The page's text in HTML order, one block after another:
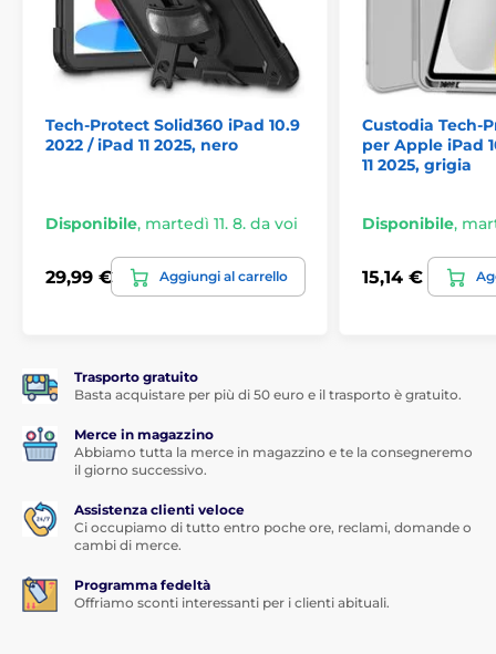
Tech-Protect Solid360 iPad 10.9
2022 / iPad 11 2025, nero
Disponibile, martedì 11. 8. da voi
29,99 € Aggiungi al carrello
Custodia Tech-
per Apple iPad
11 2025, grigia
Disponibile,
15,14 €
Trasporto gratuito
Basta acquistare per più di 50 euro e il trasporto è gratuito.
Merce in magazzino
Abbiamo tutta la merce in magazzino e te la consegneremo
il giorno successivo.
Assistenza clienti veloce
Ci occupiamo di tutto entro poche ore, reclami, domande o
cambi di merce.
Programma fedeltà
Offriamo sconti interessanti per i clienti abituali.